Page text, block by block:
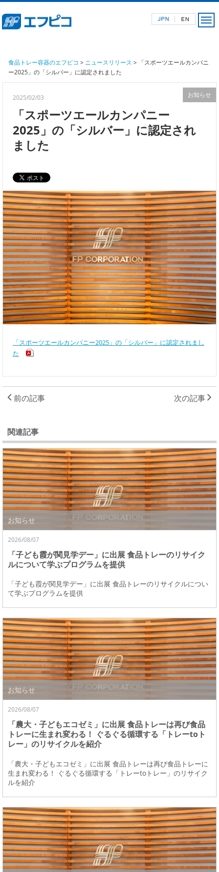
食品トレー容器のエフピコ > ニュースリリース > 「スポーツエールカンパニ
ー2025」の「シルバー」に認定されました
お知らせ
2025/02/03
「スポーツエールカンパニー
2025」の「シルバー」に認定され
ました
「スポーツエールカンパニー2025」の「シルバー」に認定されまし
た
前の記事 次の記事
関連記事
お知らせ
2026/08/07
「子ども霞が関見学デー」に出展 食品トレーのリサイク
ルについて学ぶプログラムを提供
「子ども霞が関見学デー」に出展 食品トレーのリサイクルについ
て学ぶプログラムを提供
お知らせ
2026/08/07
「農大・子どもエコゼミ」に出展 食品トレーは再び食品
トレーに生まれ変わる！ ぐるぐる循環する「トレーtoト
レー」のリサイクルを紹介
「農大・子どもエコゼミ」に出展 食品トレーは再び食品トレーに
生まれ変わる！ ぐるぐる循環する「トレーtoトレー」のリサイク
ルを紹介